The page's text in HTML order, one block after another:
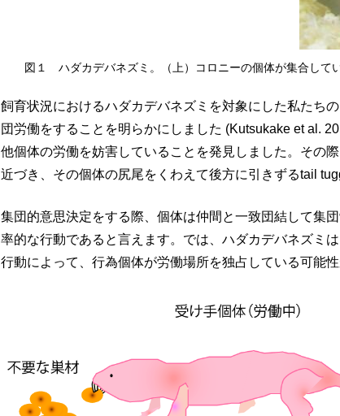
図１ ハダカデバネズミ。（上）コロニーの個体が集合して
飼育状況におけるハダカデバネズミを対象にした私たち
団労働をすることを明らかにしました (Kutsukake et al.
他個体の労働を妨害していることを発見しました。その
近づき、その個体の尻尾をくわえて後方に引きずるtail
集団的意思決定をする際、個体は仲間と一致団結して集
率的な行動であると言えます。では、ハダカデバネズミ
行動によって、行為個体が労働場所を独占している可能性